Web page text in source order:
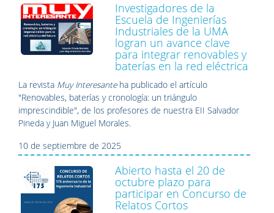
Investigadores de la
Escuela de Ingenierías
Industriales de la UMA
logran un avance clave
para integrar renovables y
baterías en la red eléctrica
La revista Muy Interesanteha publicado el artículo
"Renovables, baterías y cronología: un triángulo
imprescindible", de los profesores de nuestra EII Salvador
Pineda y Juan Miguel Morales.
10 de septiembre de 2025
Abierto hasta el 20 de
octubre plazo para
participar en Concurso de
Relatos Cortos